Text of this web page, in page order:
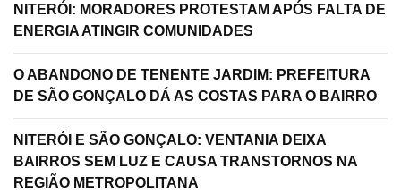
NITERÓI: MORADORES PROTESTAM APÓS FALTA DE
ENERGIA ATINGIR COMUNIDADES
O ABANDONO DE TENENTE JARDIM: PREFEITURA
DE SÃO GONÇALO DÁ AS COSTAS PARA O BAIRRO
NITERÓI E SÃO GONÇALO: VENTANIA DEIXA
BAIRROS SEM LUZ E CAUSA TRANSTORNOS NA
REGIÃO METROPOLITANA